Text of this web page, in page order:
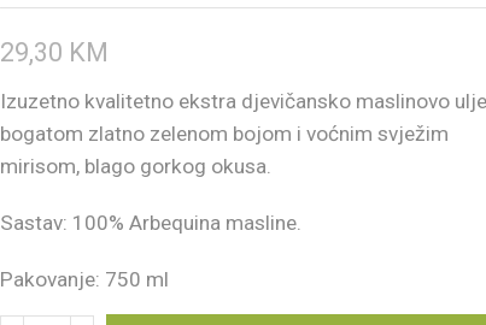
29,30 KM
Izuzetno kvalitetno ekstra djevičansko maslinovo
bogatom zlatno zelenom bojom i voćnim svježim
mirisom, blago gorkog okusa.
Sastav: 100% Arbequina masline.
Pakovanje: 750 ml